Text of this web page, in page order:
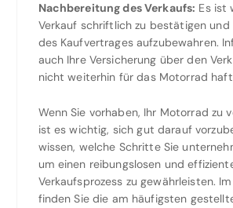
Nachbereitung des Verkaufs: Es ist
Verkauf schriftlich zu bestätigen und
des Kaufvertrages aufzubewahren.
auch Ihre Versicherung über den
nicht weiterhin für das Motorrad
Wenn Sie vorhaben, Ihr Motorrad zu
ist es wichtig, sich gut darauf
wissen, welche Schritte Sie
um einen reibungslosen und
Verkaufsprozess zu gewährleisten.
finden Sie die am häufigsten